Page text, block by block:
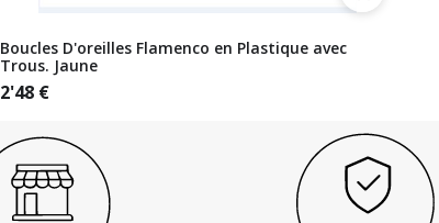
Boucles D'oreilles Flamenco en Plastique avec
Trous. Jaune
2'48 €